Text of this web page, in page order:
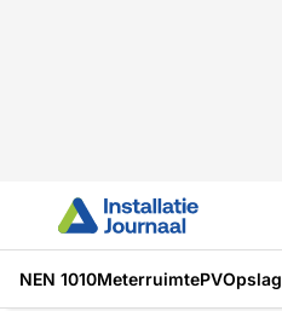
NEN 1010MeterruimtePVOpslag